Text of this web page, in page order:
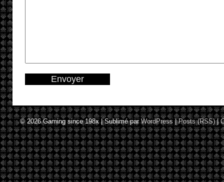
© 2026Gaming since 198x|Sublimé parWordPress |Posts (RSS)|